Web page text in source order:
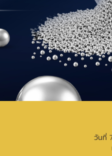
วันที่